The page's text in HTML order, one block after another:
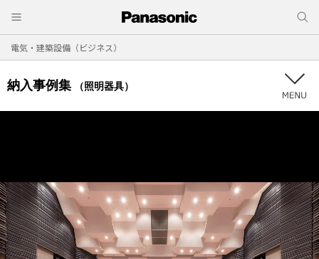
電気・建築設備（ビジネス）
納入事例集 （照明器具）